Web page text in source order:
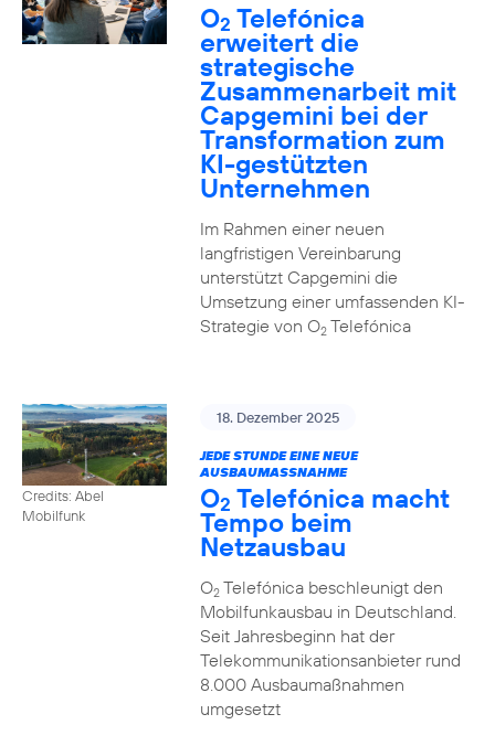
O2 Telefónica
erweitert die
strategische
Zusammenarbeit mit
Capgemini bei der
Transformation zum
KI-gestützten
Unternehmen
Im Rahmen einer neuen
langfristigen Vereinbarung
unterstützt Capgemini die
Umsetzung einer umfassenden KI-
Strategie von O2Telefónica
Credits: Abel
Mobilfunk
18. Dezember 2025
JEDE STUNDE EINE NEUE
AUSBAUMASSNAHME
O2 Telefónica macht
Tempo beim
Netzausbau
O2Telefónica beschleunigt den
Mobilfunkausbau in Deutschland.
Seit Jahresbeginn hat der
Telekommunikationsanbieter rund
8.000 Ausbaumaßnahmen
umgesetzt